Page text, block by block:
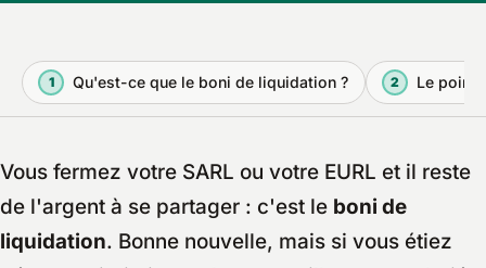
Vous fermez votre SARL ou votre EURL et il reste
de l'argent à se partager : c'est le boni de
liquidation. Bonne nouvelle, mais si vous étiez
1 Qu'est-ce que le boni de liquidation ? 2 Le point